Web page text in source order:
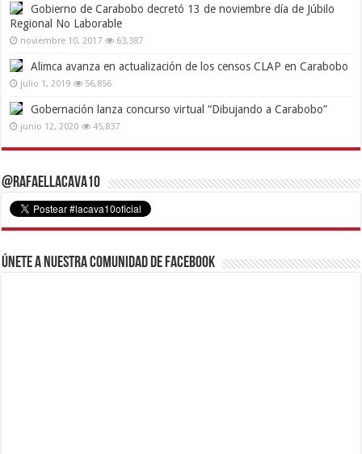
Gobierno de Carabobo decretó 13 de noviembre día de Júbilo
Regional No Laborable
noviembre 10, 2017 63,387
Alimca avanza en actualización de los censos CLAP en Carabobo
julio 1, 2019 56,856
Gobernación lanza concurso virtual “Dibujando a Carabobo”
junio 12, 2020 45,837
@RafaelLacava10
Únete a nuestra comunidad de Facebook